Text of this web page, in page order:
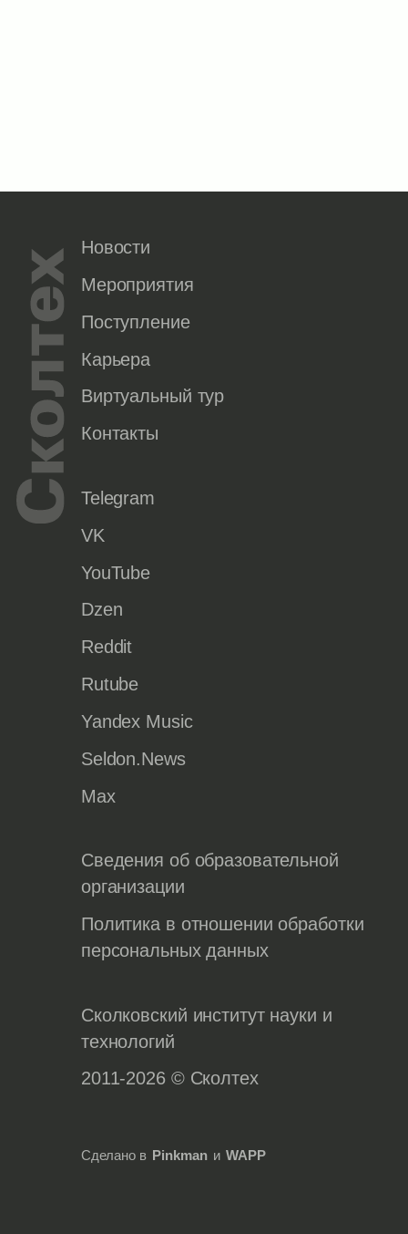
Новости
Мероприятия
Поступление
Карьера
Виртуальный тур
Контакты
Telegram
VK
YouTube
Dzen
Reddit
Rutube
Yandex Music
Seldon.News
Max
Сведения об образовательной
организации
Политика в отношении обработки
персональных данных
Сколковский институт науки и
технологий
2011-2026 © Сколтех
Сделано в Pinkman и WAPP